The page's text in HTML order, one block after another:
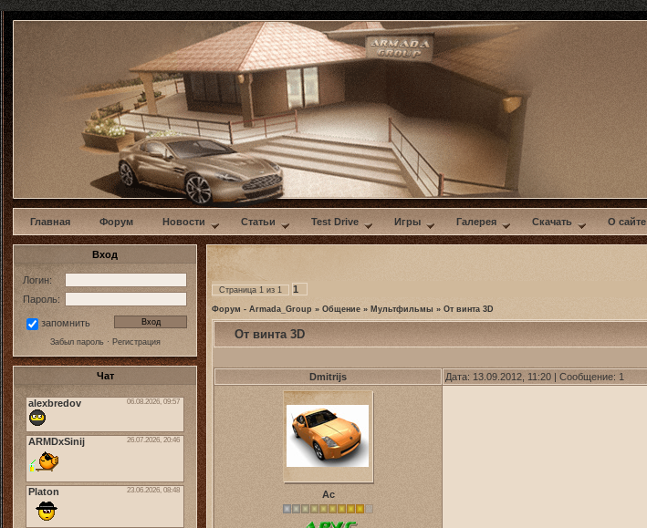
w
Главная Форум Новости Статьи Test Drive Игры Галерея Скачать О сайте
Вход
Логин:
Пароль:
запомнить
Забыл пароль· Регистрация
Чат
Страница 1 из 1 1
Форум - Armada_Group » Общение » Мультфильмы » От винта 3D
От винта 3D
Dmitrijs Дата: 13.09.2012, 11:20 | Сообщение: 1
Ас